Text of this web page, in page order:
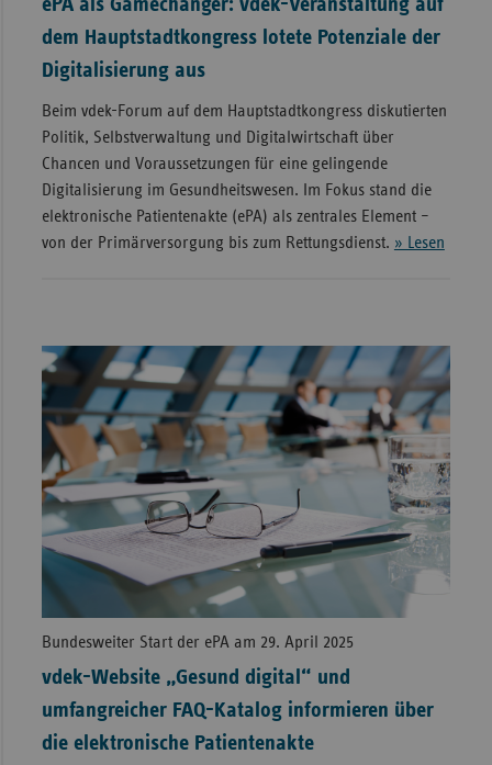
ePA als Gamechanger: vdek-Veranstaltung auf
dem Hauptstadtkongress lotete Potenziale der
Digitalisierung aus
Beim vdek-Forum auf dem Hauptstadtkongress diskutierten
Politik, Selbstverwaltung und Digitalwirtschaft über
Chancen und Voraussetzungen für eine gelingende
Digitalisierung im Gesundheitswesen. Im Fokus stand die
elektronische Patientenakte (ePA) als zentrales Element –
von der Primärversorgung bis zum Rettungsdienst. » Lesen
Bundesweiter Start der ePA am 29. April 2025
vdek-Website „Gesund digital“ und
umfangreicher FAQ-Katalog informieren über
die elektronische Patientenakte